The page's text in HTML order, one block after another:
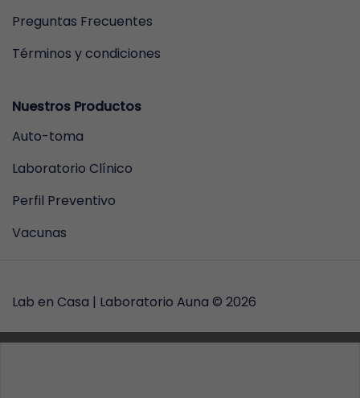
Preguntas Frecuentes
Términos y condiciones
Nuestros Productos
Auto-toma
Laboratorio Clínico
Perfil Preventivo
Vacunas
Lab en Casa | Laboratorio Auna © 2026